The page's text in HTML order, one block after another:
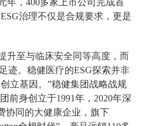
年，400多家上市公司完成首
治理不仅是合规要求，更是
升至与临床安全同等高度，而
迹。稳健医疗的ESG探索并非
立基因。”稳健集团战略战规
前身创立于1991年，2020年深
协同的大健康企业，旗下